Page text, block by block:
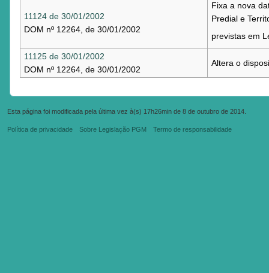
11124 de 30/01/2002
DOM nº 12264, de 30/01/2002
Fixa a nova
Predial e
previstas em
11125 de 30/01/2002
DOM nº 12264, de 30/01/2002
Altera o
Esta página foi modificada pela última vez à(s) 17h26min de 8 de outubro de 2014.
Política de privacidade Sobre Legislação PGM Termo de responsabilidade